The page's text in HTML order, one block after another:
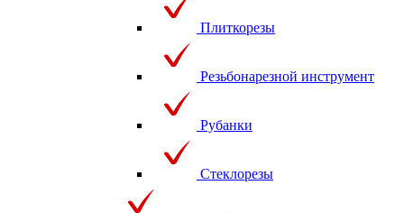
Плиткорезы
Резьбонарезной инструмент
Рубанки
Стеклорезы